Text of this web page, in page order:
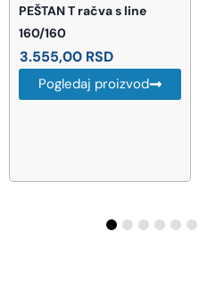
Rosan Dark zidni
priključak za tuš crevo –
mat crna (PRGC12D)
2.333,00RSD